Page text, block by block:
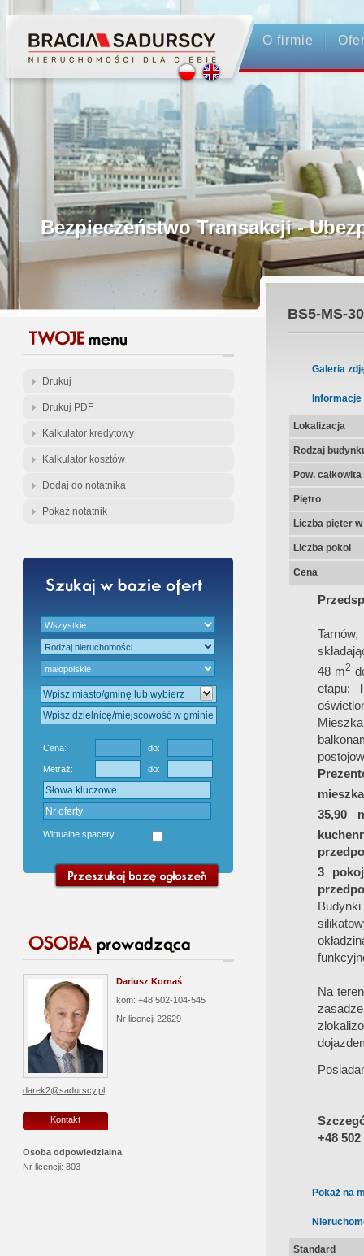
O firmie
Profesjonalne Pośrednictwo
Bezpieczeństwo Transakcji -
Licencjonowani Pośrednicy
Gwarancja Zwrotu Zadatku
Gratis - Przedwstępna Umowa
Drukuj
Drukuj PDF
Kalkulator kredytowy
Kalkulator kosztów
Dodaj do notatnika
Pokaż notatnik
Cena: do:
Metraż: do:
Wirtualne spacery
Dariusz Kornaś
kom: +48 502-104-545
Nr licencji 22629
darek2@sadurscy.pl
Kontakt
Osoba odpowiedzialna
Nr licencji: 803
BS5-MS-
Galeria
Informacje
Lokalizacja
Rodzaj
Pow.
Piętro
Liczba pięter
Liczba pokoi
Cena
48 m2
etapu:
35,90
3
Na
+48 502
Pokaż na
Standard